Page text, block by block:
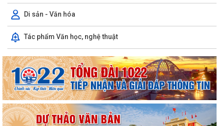
Di sản - Văn hóa
Tác phẩm Văn học, nghệ thuật
nông nghiệp năm 2026 trên địa bàn...
Hải Phòng công khai thủ tục hành chính đặc thù mới ban hành lĩnh vực
đất đai thuộc phạm vi chức...
Hải Phòng công bố danh mục thủ tục hành chính được sửa đổi, bổ
sung, bị bãi bỏ thuộc phạm vi chức...
UBND PHƯỜNG HƯNG ĐẠO TRIỂN KHAI ĐỢT CAO ĐIỂM HỖ TRỢ NHÂN